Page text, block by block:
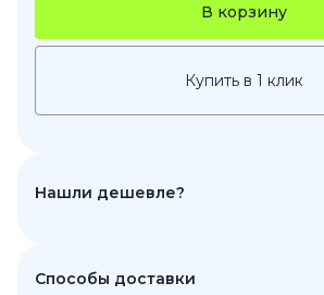
В корзину
Купить в 1 клик
Нашли дешевле?
Способы доставки